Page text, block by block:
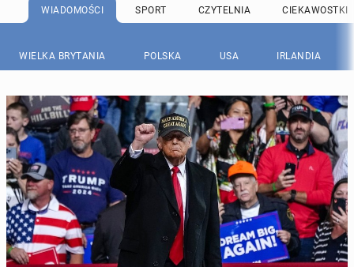
WIADOMOŚCI SPORT CZYTELNIA CIEKAWOSTKI
WIELKA BRYTANIA POLSKA USA IRLANDIA